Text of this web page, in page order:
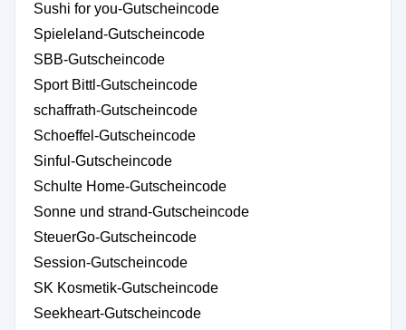
Sushi for you-Gutscheincode
Spieleland-Gutscheincode
SBB-Gutscheincode
Sport Bittl-Gutscheincode
schaffrath-Gutscheincode
Schoeffel-Gutscheincode
Sinful-Gutscheincode
Schulte Home-Gutscheincode
Sonne und strand-Gutscheincode
SteuerGo-Gutscheincode
Session-Gutscheincode
SK Kosmetik-Gutscheincode
Seekheart-Gutscheincode